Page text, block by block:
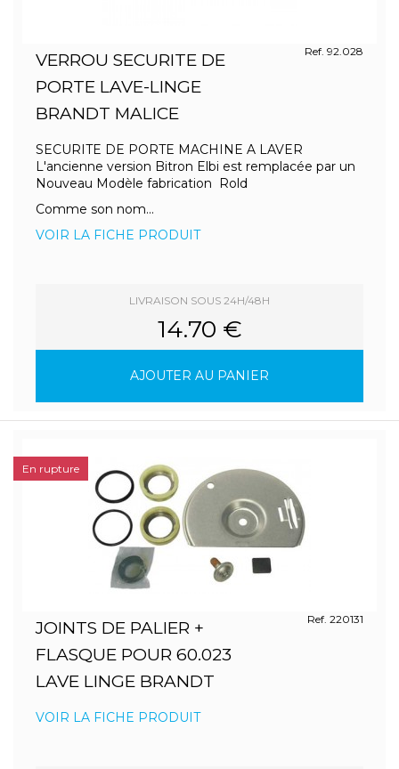
VERROU SECURITE DE
PORTE LAVE-LINGE
BRANDT MALICE
Ref. 92.028
SECURITE DE PORTE MACHINE A LAVER
L'ancienne version Bitron Elbi est remplacée par un
Nouveau Modèle fabrication Rold
Comme son nom...
VOIR LA FICHE PRODUIT
LIVRAISON SOUS 24H/48H
14.70 €
AJOUTER AU PANIER
JOINTS DE PALIER +
FLASQUE POUR 60.023
LAVE LINGE BRANDT
Ref. 220131
VOIR LA FICHE PRODUIT
En rupture